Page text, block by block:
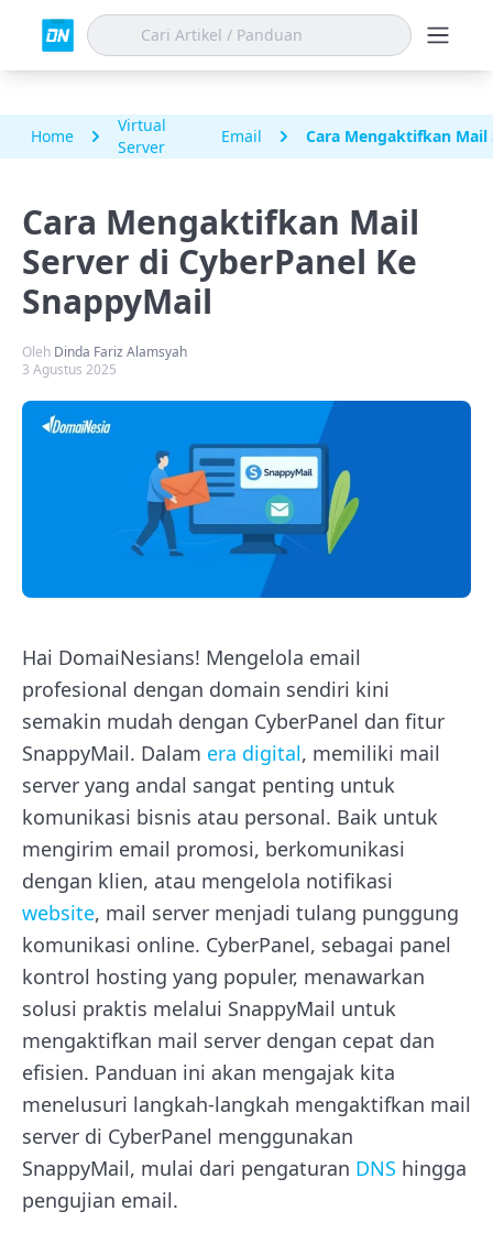
Home
Virtual
Server
Email Cara Mengaktifkan Mail
Cara Mengaktifkan Mail
Server di CyberPanel Ke
SnappyMail
Oleh Dinda Fariz Alamsyah
3 Agustus 2025
Hai DomaiNesians! Mengelola email
profesional dengan domain sendiri kini
semakin mudah dengan CyberPanel dan fitur
SnappyMail. Dalam era digital, memiliki mail
server yang andal sangat penting untuk
komunikasi bisnis atau personal. Baik untuk
mengirim email promosi, berkomunikasi
dengan klien, atau mengelola notifikasi
website, mail server menjadi tulang punggung
komunikasi online. CyberPanel, sebagai panel
kontrol hosting yang populer, menawarkan
solusi praktis melalui SnappyMail untuk
mengaktifkan mail server dengan cepat dan
efisien. Panduan ini akan mengajak kita
menelusuri langkah-langkah mengaktifkan mail
server di CyberPanel menggunakan
SnappyMail, mulai dari pengaturan DNS hingga
pengujian email.